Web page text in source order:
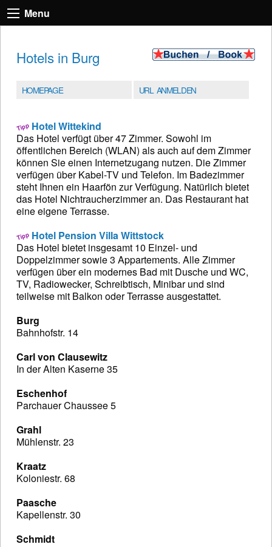
Menu
Hotels in Burg
HOMEPAGE URL ANMELDEN
Hotel Wittekind
Das Hotel verfügt über 47 Zimmer. Sowohl im
öffentlichen Bereich (WLAN) als auch auf dem Zimmer
können Sie einen Internetzugang nutzen. Die Zimmer
verfügen über Kabel-TV und Telefon. Im Badezimmer
steht Ihnen ein Haarfön zur Verfügung. Natürlich bietet
das Hotel Nichtraucherzimmer an. Das Restaurant hat
eine eigene Terrasse.
Hotel Pension Villa Wittstock
Das Hotel bietet insgesamt 10 Einzel- und
Doppelzimmer sowie 3 Appartements. Alle Zimmer
verfügen über ein modernes Bad mit Dusche und WC,
TV, Radiowecker, Schreibtisch, Minibar und sind
teilweise mit Balkon oder Terrasse ausgestattet.
Burg
Bahnhofstr. 14
Carl von Clausewitz
In der Alten Kaserne 35
Eschenhof
Parchauer Chaussee 5
Grahl
Mühlenstr. 23
Kraatz
Koloniestr. 68
Paasche
Kapellenstr. 30
Schmidt